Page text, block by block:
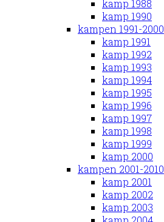
kamp 1988
kamp 1990
kampen 1991-2000
kamp 1991
kamp 1992
kamp 1993
kamp 1994
kamp 1995
kamp 1996
kamp 1997
kamp 1998
kamp 1999
kamp 2000
kampen 2001-2010
kamp 2001
kamp 2002
kamp 2003